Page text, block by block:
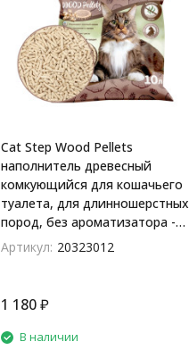
Cat Step Wood Pellets
наполнитель древесный
комкующийся для кошачьего
туалета, для длинношерстных
пород, без ароматизатора -
10 л
Артикул: 20323012
1 180 ₽
В наличии